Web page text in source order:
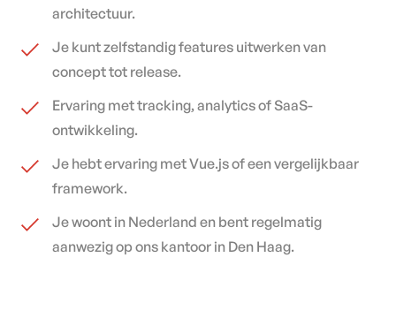
architectuur.
Je kunt zelfstandig features uitwerken van
concept tot release.
Ervaring met tracking, analytics of SaaS-
ontwikkeling.
Je hebt ervaring met Vue.js of een vergelijkbaar
framework.
Je woont in Nederland en bent regelmatig
aanwezig op ons kantoor in Den Haag.